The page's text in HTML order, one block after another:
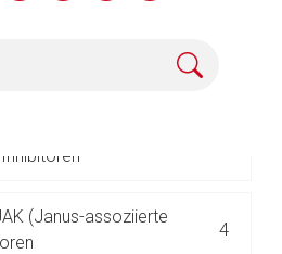
(Humaner epidermaler
(Janus-assoziierte
4